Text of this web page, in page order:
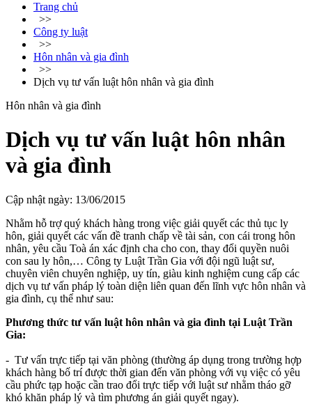
Trang chủ
>>
Công ty luật
>>
Hôn nhân và gia đình
>>
Dịch vụ tư vấn luật hôn nhân và gia đình
Hôn nhân và gia đình
Dịch vụ tư vấn luật hôn nhân
và gia đình
Cập nhật ngày: 13/06/2015
Nhằm hỗ trợ quý khách hàng trong việc giải quyết các thủ tục ly
hôn, giải quyết các vấn đề tranh chấp về tài sản, con cái trong hôn
nhân, yêu cầu Toà án xác định cha cho con, thay đổi quyền nuôi
con sau ly hôn,… Công ty Luật Trần Gia với đội ngũ luật sư,
chuyên viên chuyên nghiệp, uy tín, giàu kinh nghiệm cung cấp các
dịch vụ tư vấn pháp lý toàn diện liên quan đến lĩnh vực hôn nhân và
gia đình, cụ thể như sau:
Phương thức tư vấn luật hôn nhân và gia đình tại Luật Trần
Gia:
- Tư vấn trực tiếp tại văn phòng (thường áp dụng trong trường hợp
khách hàng bố trí được thời gian đến văn phòng với vụ việc có yêu
cầu phức tạp hoặc cần trao đổi trực tiếp với luật sư nhằm tháo gỡ
khó khăn pháp lý và tìm phương án giải quyết ngay).